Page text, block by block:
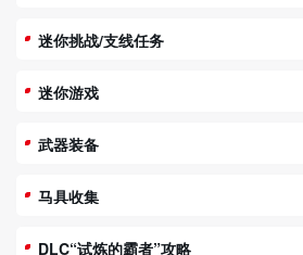
迷你挑战/支线任务
迷你游戏
武器装备
马具收集
DLC“试炼的霸者”攻略